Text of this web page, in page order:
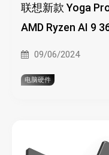
联想新款 Yoga
AMD Ryzen AI 9
09/06/2024
电脑硬件